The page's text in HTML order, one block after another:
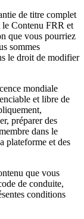
de titre complet
le Contenu FRR et
que vous pourriez
sommes
le droit de modifier
mondiale
et libre de
préparer des
dans le
plateforme et des
que vous
de conduite,
conditions